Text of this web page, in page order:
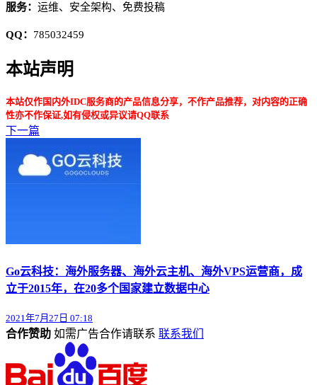
服务： 运维、安全架构、免费投稿
QQ： 785032459
本站声明
本站仅作国内外IDC服务商的产品信息分享，不作产品推荐，对内容的正确
性亦不作保证,如有侵权或异议请QQ联系
下一篇
Go云科技：海外服务器、海外云主机、海外VPS运营商，成
立于2015年，在20多个国家建立数据中心
2021年7月27日 07:18
合作赞助 如需广告合作请联系 联系我们